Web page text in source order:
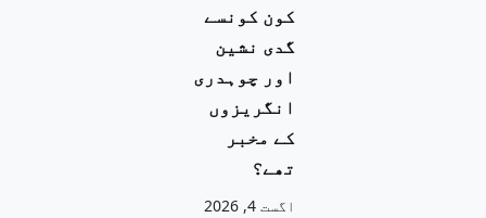
کون کونسے
گدی نشین
اور چوہدری
انگریزوں
کے مخبر
تھے؟
اگست 4, 2026